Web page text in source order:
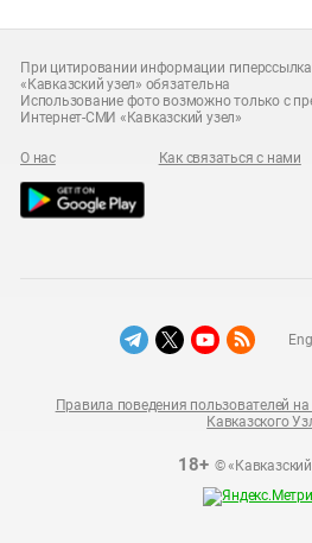
При цитировании информации
«Кавказский узел» обязательна
Использование фото возможно только с
Интернет-СМИ «Кавказский узел»
О нас Как связаться с нами
18+© «Кавказский
Правила поведения пользователей
Кавказского